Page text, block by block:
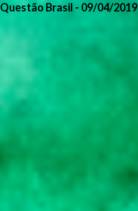
Questão Brasil - 09/04/2019